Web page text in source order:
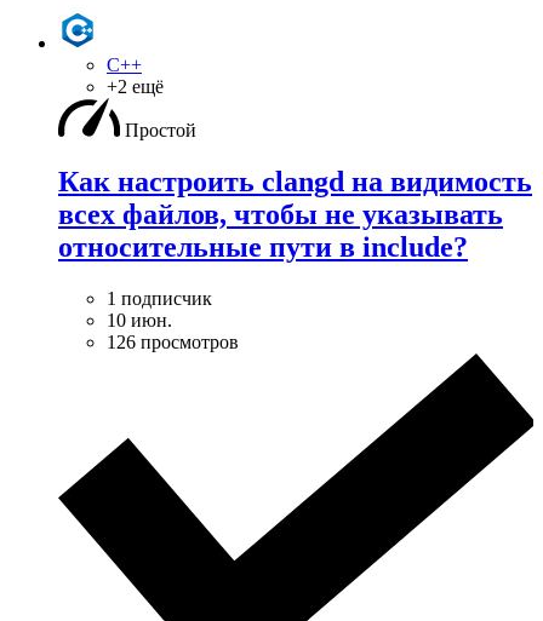
C++
+2 ещё
Простой
Как настроить clangd на видимость
всех файлов, чтобы не указывать
относительные пути в include?
1 подписчик
10 июн.
126 просмотров